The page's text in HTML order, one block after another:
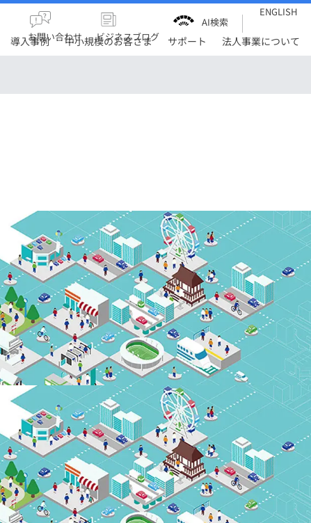
導入事例 中小規模のお客さま サポート 法人事業について
お問い合わせ ビジネスブログ
AI検索
ENGLISH